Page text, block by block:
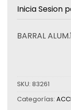
Inicia Sesion
BARRAL
SKU: 83261
Categorías: